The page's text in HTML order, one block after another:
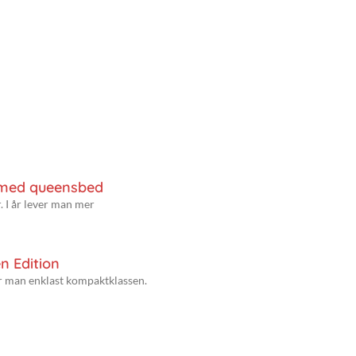
queensbed
I år lever man mer
Edition
enklast kompaktklassen.